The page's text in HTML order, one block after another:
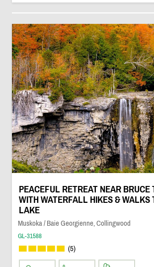
PEACEFUL RETREAT NEAR BRUCE
WITH WATERFALL HIKES & WALKS
LAKE
Muskoka / Baie Georgienne, Collingwood
GL-31588
(5)